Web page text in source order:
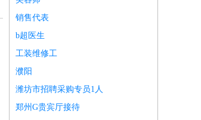
销售代表
b超医生
工装维修工
濮阳
潍坊市招聘采购专员1人
郑州G贵宾厅接待